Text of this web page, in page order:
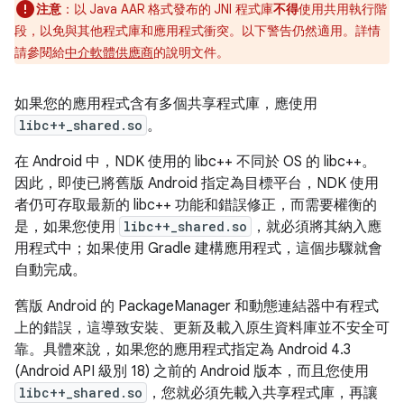
注意 ： 以 Java AAR 格式發布的 JNI 程式庫不得使用共用執行階
段，以免與其他程式庫和應用程式衝突。以下警告仍然適用。詳情
請參閱給中介軟體供應商的說明文件。
如果您的應用程式含有多個共享程式庫，應使用
libc++_shared.so 。
在 Android 中，NDK 使用的 libc++ 不同於 OS 的 libc++。
因此，即使已將舊版 Android 指定為目標平台，NDK 使用
者仍可存取最新的 libc++ 功能和錯誤修正，而需要權衡的
是，如果您使用 libc++_shared.so
，就必須將其納入應
用程式中；如果使用 Gradle 建構應用程式，這個步驟就會
自動完成。
舊版 Android 的 PackageManager 和動態連結器中有程式
上的錯誤，這導致安裝、更新及載入原生資料庫並不安全可
靠。具體來說，如果您的應用程式指定為 Android 4.3
(Android API 級別 18) 之前的 Android 版本，而且您使用
libc++_shared.so
，您就必須先載入共享程式庫，再讓